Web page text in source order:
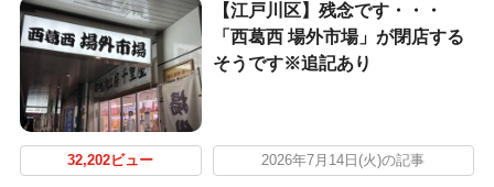
【江戸川区】残念です・・・
「西葛西 場外市場」が閉店する
そうです※追記あり
32,202ビュー 2026年7月14日(火)の記事